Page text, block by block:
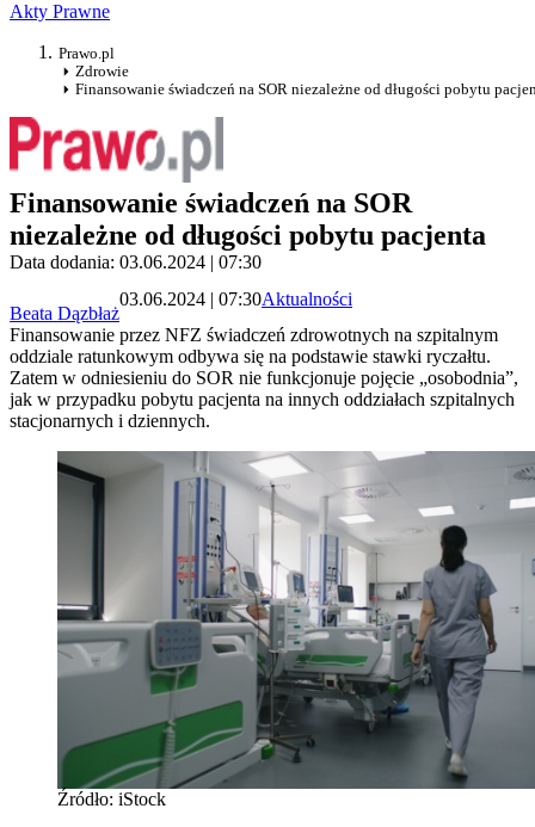
Akty Prawne
Prawo.pl
Zdrowie
Finansowanie świadczeń na SOR niezależne od długości pobytu
Finansowanie świadczeń na SOR
niezależne od długości pobytu pacjenta
Data dodania: 03.06.2024 | 07:30
Beata Dązbłaż
03.06.2024 | 07:30Aktualności
Finansowanie przez NFZ świadczeń zdrowotnych na szpitalnym
oddziale ratunkowym odbywa się na podstawie stawki ryczałtu.
Zatem w odniesieniu do SOR nie funkcjonuje pojęcie „osobodnia”,
jak w przypadku pobytu pacjenta na innych oddziałach szpitalnych
stacjonarnych i dziennych.
Źródło: iStock